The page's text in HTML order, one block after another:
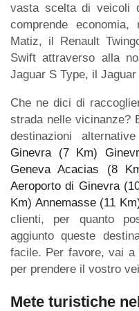
vasta scelta di veicoli
comprende
Matiz, il Renault
Swift attraverso alla
Jaguar S Type, il
Che ne dici di
strada nelle vicinanze?
destinazioni
Ginevra (7 Km)
Geneva Acacias (8
Aeroporto di Ginevra
Km) Annemasse (11
clienti, per quanto
aggiunto queste
facile. Per favore, vai a
per prendere il vostro
Mete turistiche